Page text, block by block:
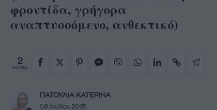
φροντίδα, γρήγορα
αναπτυσσόμενο, ανθεκτικό)
2
SHARES
ΠΑΤΟΥΛΙΑ ΚΑΤΕΡΙΝΑ
08 Ιουλίου 2025